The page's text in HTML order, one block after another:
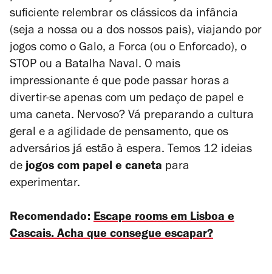
suficiente relembrar os clássicos da infância
(seja a nossa ou a dos nossos pais), viajando por
jogos como o Galo, a Forca (ou o Enforcado), o
STOP ou a Batalha Naval. O mais
impressionante é que pode passar horas a
divertir-se apenas com um pedaço de papel e
uma caneta. Nervoso? Vá preparando a cultura
geral e a agilidade de pensamento, que os
adversários já estão à espera. Temos 12 ideias
dejogos com papel e caneta para
experimentar.
Recomendado: Escape rooms em Lisboa e
Cascais. Acha que consegue escapar?